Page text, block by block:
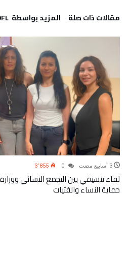
‫مقالات ذات صلة‬ ‫‫المزيد بواسطة‬ ‬ RDFL
3٬855
لقاء تنسيقي بين التجمع النسائي
حماية النساء والفتيات